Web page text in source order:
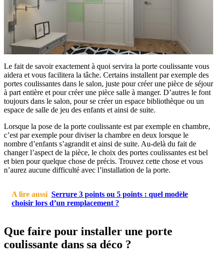
Le fait de savoir exactement à quoi servira la porte coulissante vous
aidera et vous facilitera la tâche. Certains installent par exemple des
portes coulissantes dans le salon, juste pour créer une pièce de séjour
à part entière et pour créer une pièce salle à manger. D’autres le font
toujours dans le salon, pour se créer un espace bibliothèque ou un
espace de salle de jeu des enfants et ainsi de suite.
Lorsque la pose de la porte coulissante est par exemple en chambre,
c’est par exemple pour diviser la chambre en deux lorsque le
nombre d’enfants s’agrandit et ainsi de suite. Au-delà du fait de
changer l’aspect de la pièce, le choix des portes coulissantes est bel
et bien pour quelque chose de précis. Trouvez cette chose et vous
n’aurez aucune difficulté avec l’installation de la porte.
A lire aussi Serrure 3 points ou 5 points : quel modèle
choisir lors d’un remplacement ?
Que faire pour installer une porte
coulissante dans sa déco ?